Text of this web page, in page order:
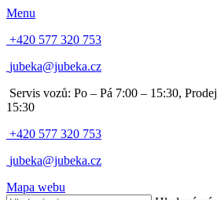
Menu
+420 577 320 753
jubeka@jubeka.cz
Servis vozů: Po – Pá 7:00 – 15:30,
15:30
+420 577 320 753
jubeka@jubeka.cz
Mapa webu